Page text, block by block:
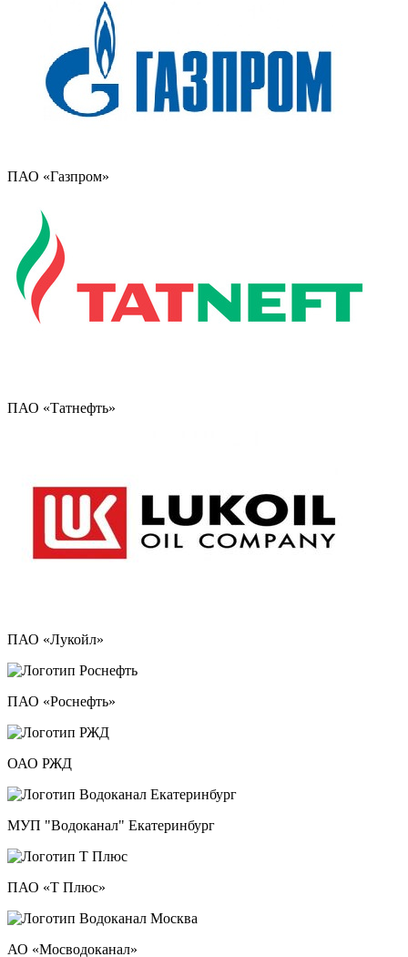
ПАО «Газпром»
ПАО «Татнефть»
ПАО «Лукойл»
ПАО «Роснефть»
ОАО РЖД
МУП "Водоканал" Екатеринбург
ПАО «Т Плюс»
АО «Мосводоканал»